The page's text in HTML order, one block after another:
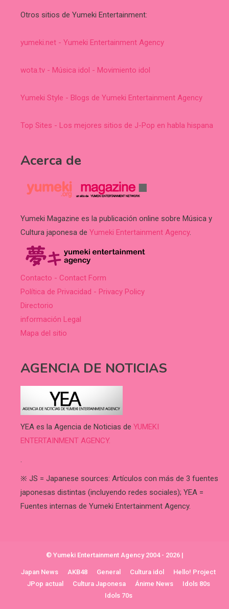
Otros sitios de Yumeki Entertainment:
yumeki.net - Yumeki Entertainment Agency
wota.tv - Música idol - Movimiento idol
Yumeki Style - Blogs de Yumeki Entertainment Agency
Top Sites - Los mejores sitios de J-Pop en habla hispana
Acerca de
Yumeki Magazine es la publicación online sobre Música y
Cultura japonesa de Yumeki Entertainment Agency.
Contacto - Contact Form
Política de Privacidad - Privacy Policy
Directorio
información Legal
Mapa del sitio
AGENCIA DE NOTICIAS
YEA es la Agencia de Noticias de YUMEKI
ENTERTAINMENT AGENCY.
.
※ JS = Japanese sources: Artículos con más de 3 fuentes
japonesas distintas (incluyendo redes sociales); YEA =
Fuentes internas de Yumeki Entertainment Agency.
© Yumeki Entertainment Agency 2004 - 2026 |
Japan News AKB48 General Cultura idol
Hello! Project
JPop actual
Cultura Japonesa Ánime News
Idols 80s
Idols 70s